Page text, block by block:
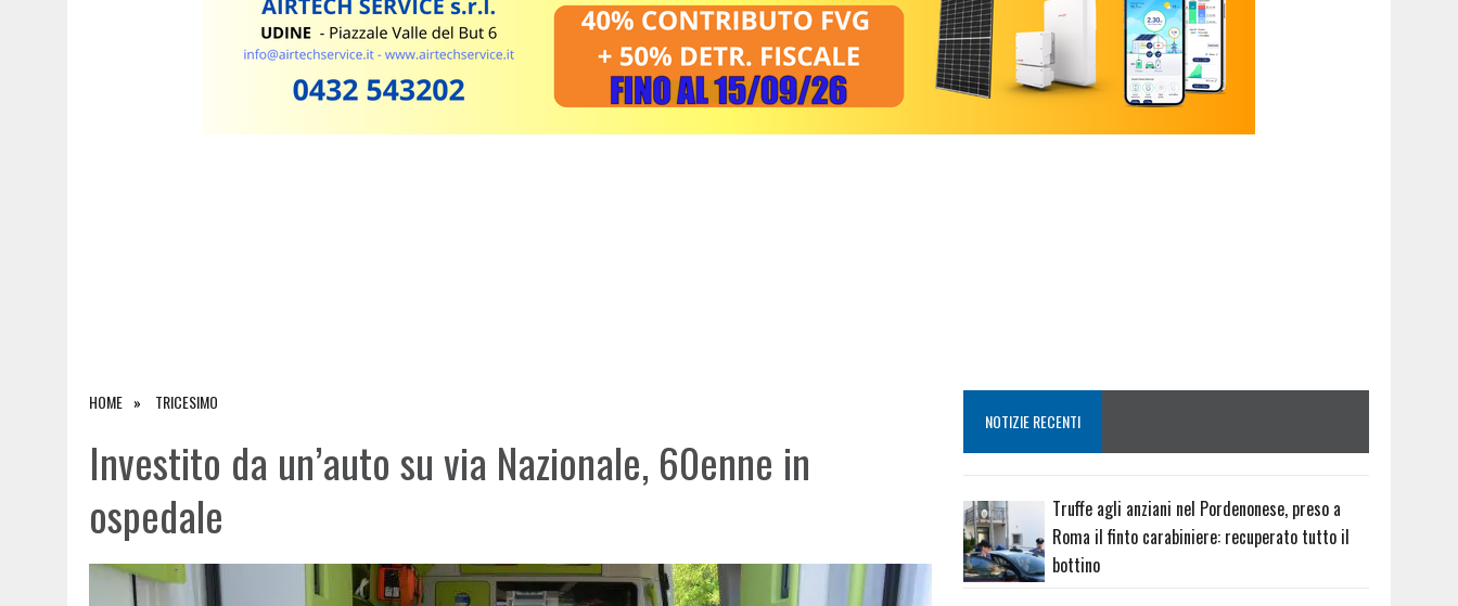
HOME TRICESIMO
Investito da un’auto su via Nazionale, 60enne in
ospedale
NOTIZIE RECENTI
Truffe agli anziani nel Pordenonese, preso a
Roma il finto carabiniere: recuperato tutto il
bottino